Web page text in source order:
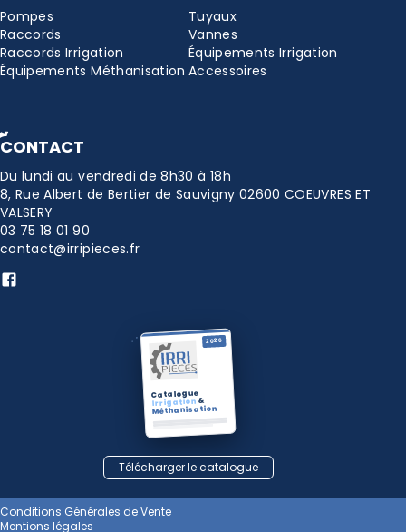
Pompes
Tuyaux
Raccords
Vannes
Raccords Irrigation
Équipements Irrigation
Équipements Méthanisation Accessoires
CONTACT
Du lundi au vendredi de 8h30 à 18h
8, Rue Albert de Bertier de Sauvigny 02600 COEUVRES ET
VALSERY
03 75 18 01 90
contact@irripieces.fr
Catalogue
Irrigation &
Méthanisation
2026
Télécharger le catalogue
Conditions Générales de Vente
Mentions légales